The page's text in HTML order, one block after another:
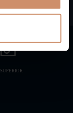
SUPERIOR